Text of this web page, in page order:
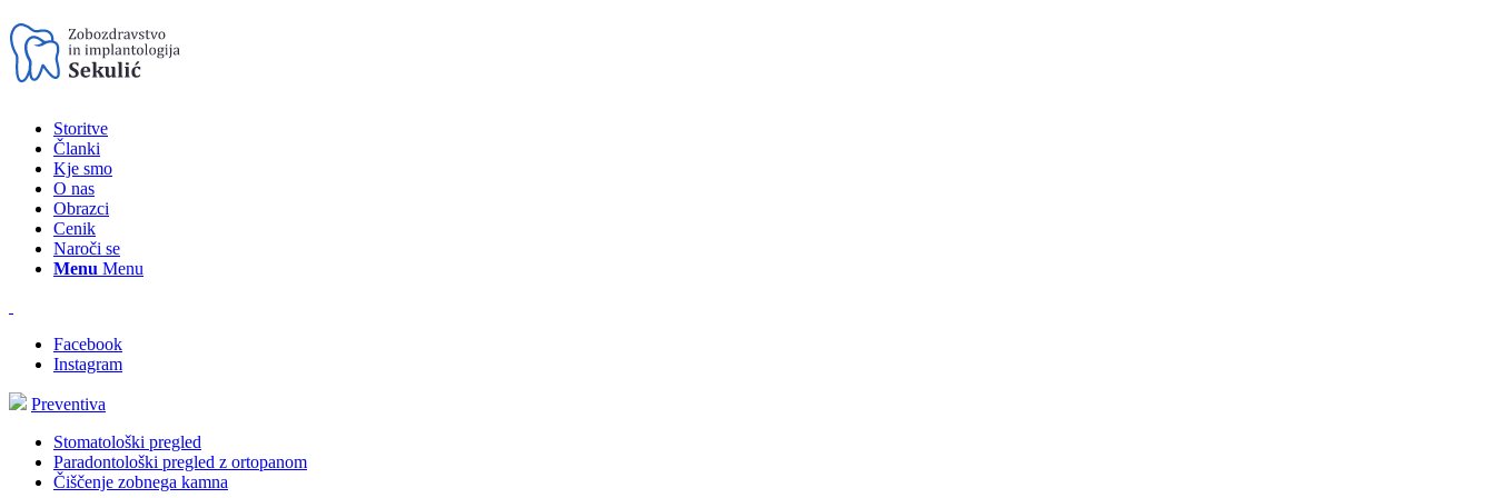
Storitve
Članki
Kje smo
O nas
Obrazci
Cenik
Naroči se
Menu Menu
Facebook
Instagram
Preventiva
Stomatološki pregled
Paradontološki pregled z ortopanom
Čiščenje zobnega kamna